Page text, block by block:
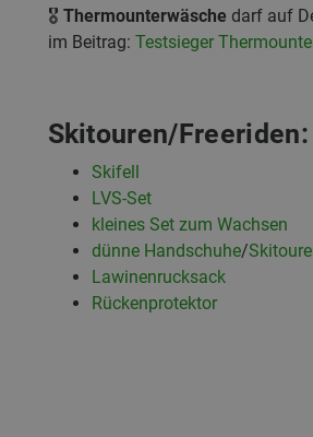
🎖️ Thermounterwäsche darf auf
im Beitrag: Testsieger
Skitouren/
Skifell
LVS-Set
kleines Set zum Wachsen
dünne Handschuhe/
Lawinenrucksack
Rückenprotektor